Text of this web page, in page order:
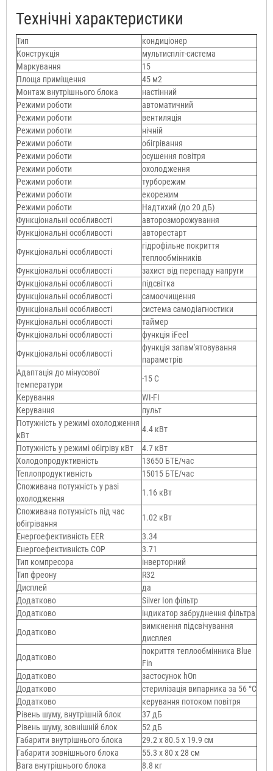
Технічні характеристики
Тип
кондиціонер
Конструкція
мультиспліт-система
Маркування
15
Площа приміщення
45 м2
Монтаж внутрішнього блока
настінний
Режими роботи
автоматичний
Режими роботи
вентиляція
Режими роботи
нічній
Режими роботи
обігрівання
Режими роботи
осушення повітря
Режими роботи
охолодження
Режими роботи
турборежим
Режими роботи
екорежим
Режими роботи
Надтихий (до 20 дБ)
Функціональні особливості
авторозморожування
Функціональні особливості
авторестарт
Функціональні особливості
гідрофільне покриття
теплообмінників
Функціональні особливості
захист від перепаду напруги
Функціональні особливості
підсвітка
Функціональні особливості
самоочищення
Функціональні особливості
система самодіагностики
Функціональні особливості
таймер
Функціональні особливості
функція iFeel
Функціональні особливості
функція запам'ятовування
параметрів
Адаптація до мінусової
температури
-15 C
Керування
WI-FI
Керування
пульт
Потужність у режимі охолодження
кВт
4.4 кВт
Потужність у режимі обігріву кВт
4.7 кВт
Холодопродуктивність
13650 БТЕ/час
Теплопродуктивність
15015 БТЕ/час
Споживана потужність у разі
охолодження
1.16 кВт
Споживана потужність під час
обігрівання
1.02 кВт
Енергоефективність EER
3.34
Енергоефективність COP
3.71
Тип компресора
інверторний
Тип фреону
R32
Дисплей
да
Додатково
Silver Ion фільтр
Додатково
індикатор забруднення фільтра
Додатково
вимкнення підсвічування
дисплея
Додатково
покриття теплообмінника Blue
Fin
Додатково
застосунок hOn
Додатково
стерилізація випарника за 56 °C
Додатково
керування потоком повітря
Рівень шуму, внутрішній блок
37 дБ
Рівень шуму, зовнішній блок
52 дБ
Габарити внутрішнього блока
29.2 х 80.5 х 19.9 см
Габарити зовнішнього блока
55.3 х 80 х 28 см
Вага внутрішнього блока
8.8 кг